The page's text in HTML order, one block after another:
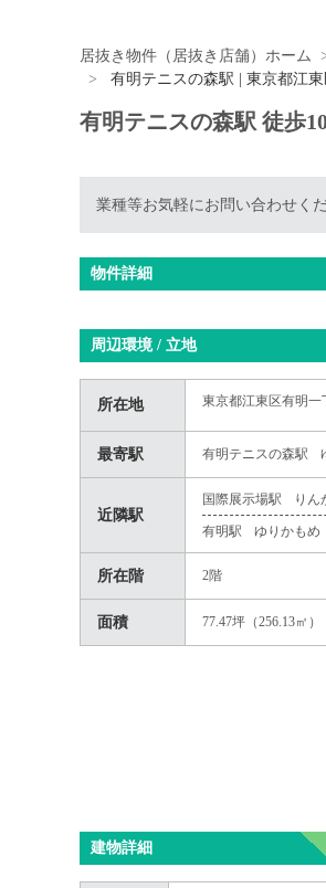
居抜き物件（居抜き店舗）ホーム
有明テニスの森駅 | 東京都江
有明テニスの森駅 徒歩
業種等お気軽にお問い合わせくだ
物件詳細
周辺環境 / 立地
所在地 東京都江東区有明一
最寄駅 有明テニスの森駅
近隣駅
国際展示場駅 りん
有明駅 ゆりかもめ
所在階 2階
面積 77.47坪（256.13㎡）
建物詳細